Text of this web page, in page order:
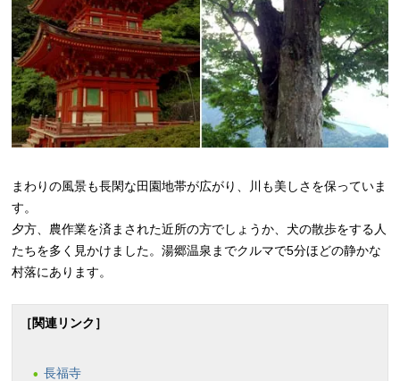
まわりの風景も長閑な田園地帯が広がり、川も美しさを保っていま
す。
夕方、農作業を済まされた近所の方でしょうか、犬の散歩をする人
たちを多く見かけました。湯郷温泉までクルマで5分ほどの静かな
村落にあります。
［関連リンク］
長福寺